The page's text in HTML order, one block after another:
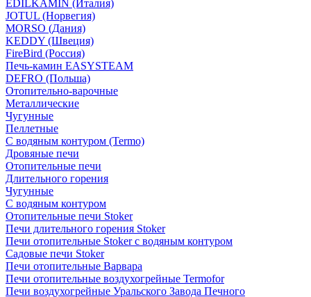
EDILKAMIN (Италия)
JOTUL (Норвегия)
MORSO (Дания)
KEDDY (Швеция)
FireBird (Россия)
Печь-камин EASYSTEAM
DEFRO (Польша)
Отопительно-варочные
Металлические
Чугунные
Пеллетные
С водяным контуром (Termo)
Дровяные печи
Отопительные печи
Длительного горения
Чугунные
C водяным контуром
Отопительные печи Stoker
Печи длительного горения Stoker
Печи отопительные Stoker с водяным контуром
Садовые печи Stoker
Печи отопительные Варвара
Печи отопительные воздухогрейные Termofor
Печи воздухогрейные Уральского Завода Печного